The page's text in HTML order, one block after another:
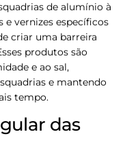
de alumínio à
e vernizes específicos
criar uma barreira
produtos são
e ao sal,
e mantendo
tempo.
das